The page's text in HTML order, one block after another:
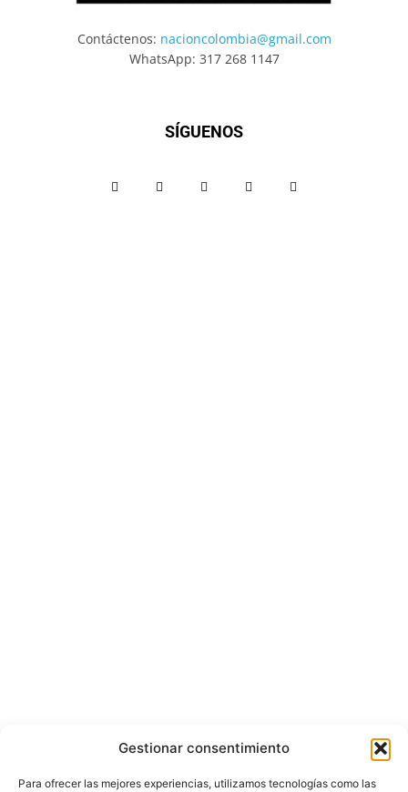
Gestionar consentimiento
Para ofrecer las mejores experiencias, utilizamos tecnologías como las
Contáctenos: nacioncolombia@gmail.com
WhatsApp: 317 268 1147
SÍGUENOS